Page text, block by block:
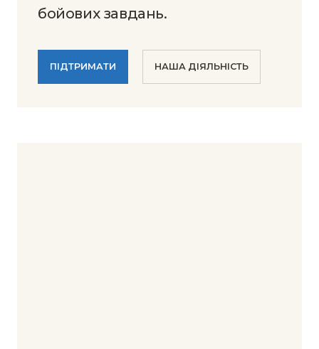
бойових завдань.
ПІДТРИМАТИ НАША ДІЯЛЬНІСТЬ